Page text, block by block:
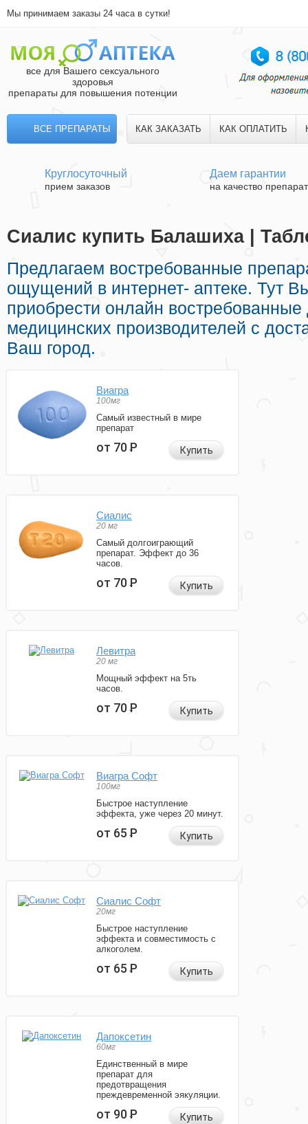
Мы принимаем заказы 24 часа в сутки!
все для Вашего сексуального
здоровья
препараты для повышения потенции
ВСЕ ПРЕПАРАТЫ КАК ЗАКАЗАТЬ КАК ОПЛАТИТЬ
Круглосуточный
прием заказов
Даем гарантии
на качество
Сиалис купить Балашиха |
Предлагаем востребованные
ощущений в интернет- аптеке. Тут
приобрести онлайн
медицинских производителей с
Ваш город.
Виагра
100мг
Самый известный в мире
препарат
от 70Р Купить
Сиалис
20 мг
Самый долгоиграющий
препарат. Эффект до 36
часов.
от 70Р Купить
Левитра
20 мг
Мощный эффект на 5ть
часов.
от 70Р Купить
Виагра Софт
100мг
Быстрое наступление
эффекта, уже через 20 минут.
от 65Р Купить
Сиалис Софт
20мг
Быстрое наступление
эффекта и совместимость с
алкоголем.
от 65Р Купить
Дапоксетин
60мг
Единственный в мире
препарат для
предотвращения
преждевременной эякуляции.
от 90Р Купить